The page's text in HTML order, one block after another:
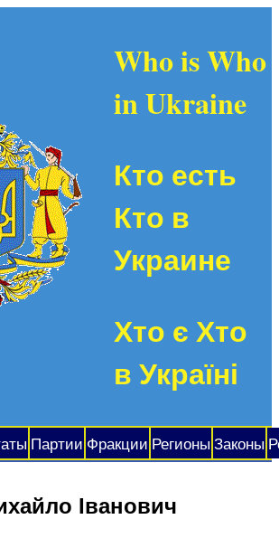
Who is Who
in Ukraine
Кто есть
Кто в
Украине
Хто є Хто
в Україні
Партии Фракции Регионы Законы
Іванович